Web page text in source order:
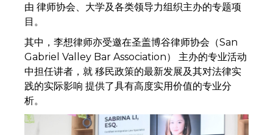
由 律师协会、大学及各类领导力组织主办的专题项
目。
其中，李想律师亦受邀在圣盖博谷律师协会（San
Gabriel Valley Bar Association） 主办的专业活动
中担任讲者，就 移民政策的最新发展及其对法律实
践的实际影响 提供了具有高度实用价值的专业分
析。